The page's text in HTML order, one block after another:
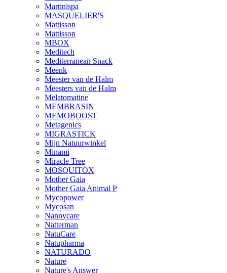
Martinispa
MASQUELIER'S
Mattisson
Mattisson
MBOX
Meditech
Mediterranean Snack
Meenk
Meester van de Halm
Meesters van de Halm
Melatomatine
MEMBRASIN
MEMOBOOST
Metagenics
MIGRASTICK
Mijn Natuurwinkel
Minami
Miracle Tree
MOSQUITOX
Mother Gaia
Mother Gaia Animal P
Mycopower
Mycosan
Nannycare
Natterman
NatuCare
Natupharma
NATURADO
Nature
Nature's Answer